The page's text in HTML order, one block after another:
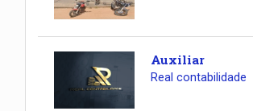
Auxiliar
Real contabilidade